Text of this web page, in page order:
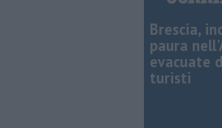
Brescia,
paura
evacuate
turisti